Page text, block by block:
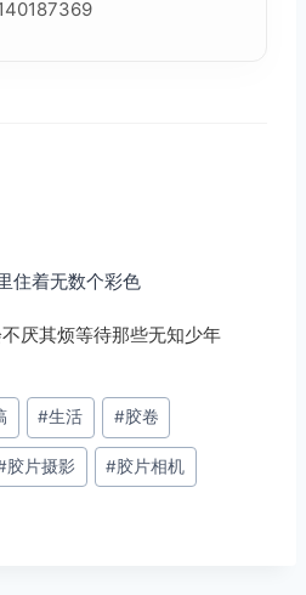
住着无数个彩色
厌其烦等待那些无知少年
#生活 #胶卷
胶片摄影 #胶片相机